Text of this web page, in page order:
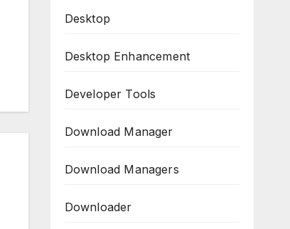
Desktop
Desktop Enhancement
Developer Tools
Download Manager
Download Managers
Downloader